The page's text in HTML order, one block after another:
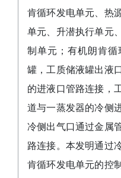
肯循环发电单元、热
单元、升潜执行单元
制单元；有机朗肯
罐，工质储液罐出液
的进液口管路连接，
道与一蒸发器的冷侧
冷侧出气口通过金属
路连接。本发明通过
肯循环发电单元的控